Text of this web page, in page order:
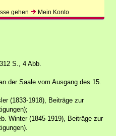
gehen Mein Konto
S., 4 Abb.
der Saale vom Ausgang des 15.
(1833-1918), Beiträge zur
Winter (1845-1919), Beiträge zur